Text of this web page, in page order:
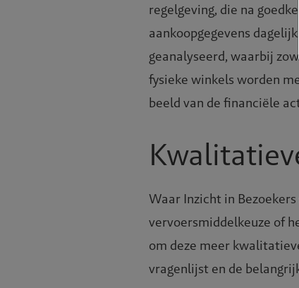
stad
regelgeving, die na
aankoopgegevens
geanalyseerd, waarbij
fysieke winkels worden
beeld van de financiële
Waar Inzicht in
vervoersmiddelkeuze of
om deze meer
vragenlijst en de